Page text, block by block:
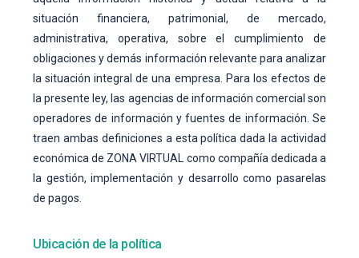
situación financiera, patrimonial, de mercado,
administrativa, operativa, sobre el cumplimiento de
obligaciones y demás información relevante para analizar
la situación integral de una empresa. Para los efectos de
la presente ley, las agencias de información comercial son
operadores de información y fuentes de información. Se
traen ambas definiciones a esta política dada la actividad
económica de ZONA VIRTUAL como compañía dedicada a
la gestión, implementación y desarrollo como pasarelas
de pagos.
Ubicación de la política